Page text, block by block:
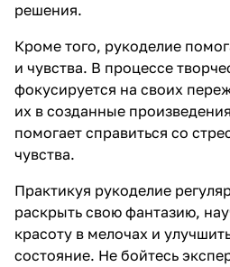
решения.
Кроме того, рукоделие
и чувства. В процессе
фокусируется на своих
их в созданные
помогает справиться со
чувства.
Практикуя рукоделие
раскрыть свою фантазию,
красоту в мелочах и
состояние. Не бойтесь